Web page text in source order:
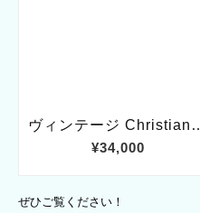
ぜひご覧ください！